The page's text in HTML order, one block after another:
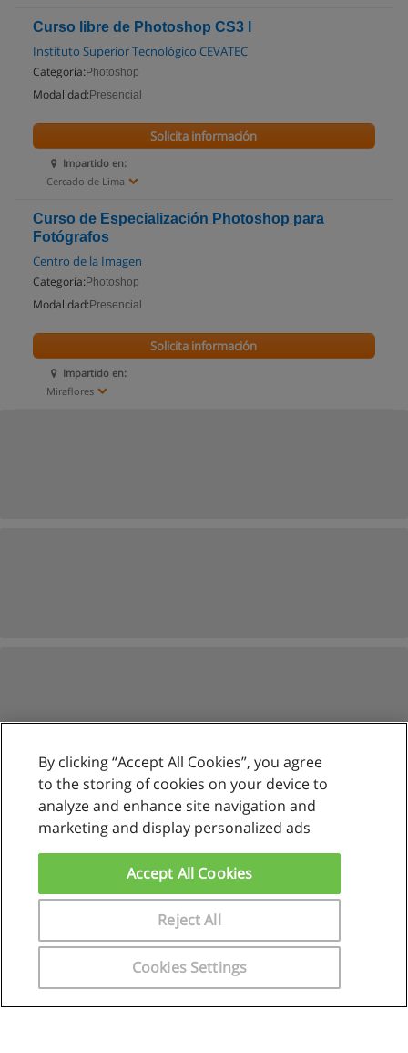
Curso libre de Photoshop CS3 I
Instituto Superior Tecnológico CEVATEC
Categoría: Photoshop
Modalidad: Presencial
Impartido en:
Cercado de Lima
Solicita información
Curso de Especialización Photoshop para
Fotógrafos
Centro de la Imagen
Categoría: Photoshop
Modalidad: Presencial
Impartido en:
Miraflores
Solicita información
Reglas de uso
Contactar con Educaedu
Copyright © Educaedu Business S.L. - CIF : B-95610580: -
By clicking “Accept All Cookies”, you agree
to the storing of cookies on your device to
analyze and enhance site navigation and
marketing and display personalized ads
Cookies Settings
Reject All
Accept All Cookies